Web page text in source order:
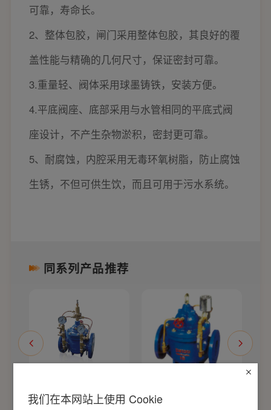
可靠，寿命长。
2、整体包胶，闸门采用整体包胶，其良好的覆
盖性能与精确的几何尺寸，保证密封可靠。
3.重量轻、阀体采用球墨铸铁，安装方便。
4.平底阀座、底部采用与水管相同的平底式阀
座设计，不产生杂物淤积，密封更可靠。
5、耐腐蚀，内腔采用无毒环氧树脂，防止腐蚀
生锈，不但可供生饮，而且可用于污水系统。
同系列产品推荐
我们在本网站上使用 Cookie